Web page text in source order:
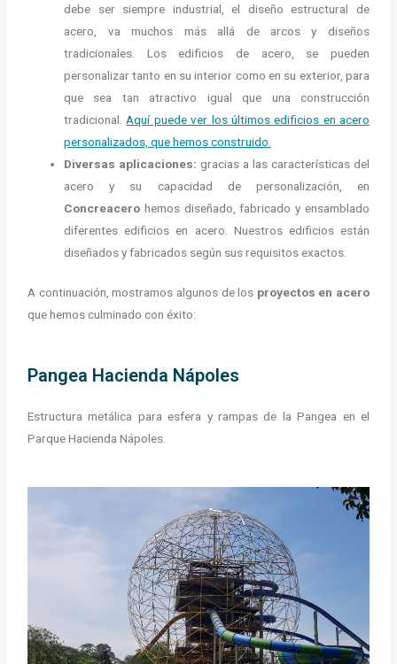
debe ser siempre industrial, el diseño estructural de
acero, va muchos más allá de arcos y diseños
tradicionales. Los edificios de acero, se pueden
personalizar tanto en su interior como en su exterior, para
que sea tan atractivo igual que una construcción
tradicional. Aquí puede ver los últimos edificios en acero
personalizados, que hemos construido
Diversas aplicaciones: gracias a las características del
acero y su capacidad de personalización, en
Concreacero hemos diseñado, fabricado y ensamblado
diferentes edificios en acero. Nuestros edificios están
diseñados y fabricados según sus requisitos exactos.
A continuación, mostramos algunos de los proyectos en acero
que hemos culminado con éxito:
Pangea Hacienda Nápoles
Estructura metálica para esfera y rampas de la Pangea en el
Parque Hacienda Nápoles.